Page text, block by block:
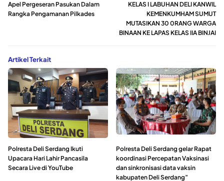
Apel Pergeseran Pasukan Dalam
Rangka Pengamanan Pilkades
KELAS I LABUHAN DELI KANWIL
KEMENKUMHAM SUMUT
MUTASIKAN 30 0RANG WARGA
BINAAN KE LAPAS KELAS IIA BINJAI
Artikel Terkait
Polresta Deli Serdang Ikuti
Upacara Hari Lahir Pancasila
Secara Live di YouTube
Polresta Deli Serdang gelar Rapat
koordinasi Percepatan Vaksinasi
dan sinkronisasi data vaksin
kabupaten Deli Serdang”